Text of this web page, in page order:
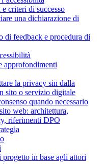
criteri di successo
una dichiarazione di
di feedback e procedura di
approfondimenti
la privacy sin dalla
sito o servizio digitale
quando necessario
web: architettura,
riferimenti DPO
in base agli attori